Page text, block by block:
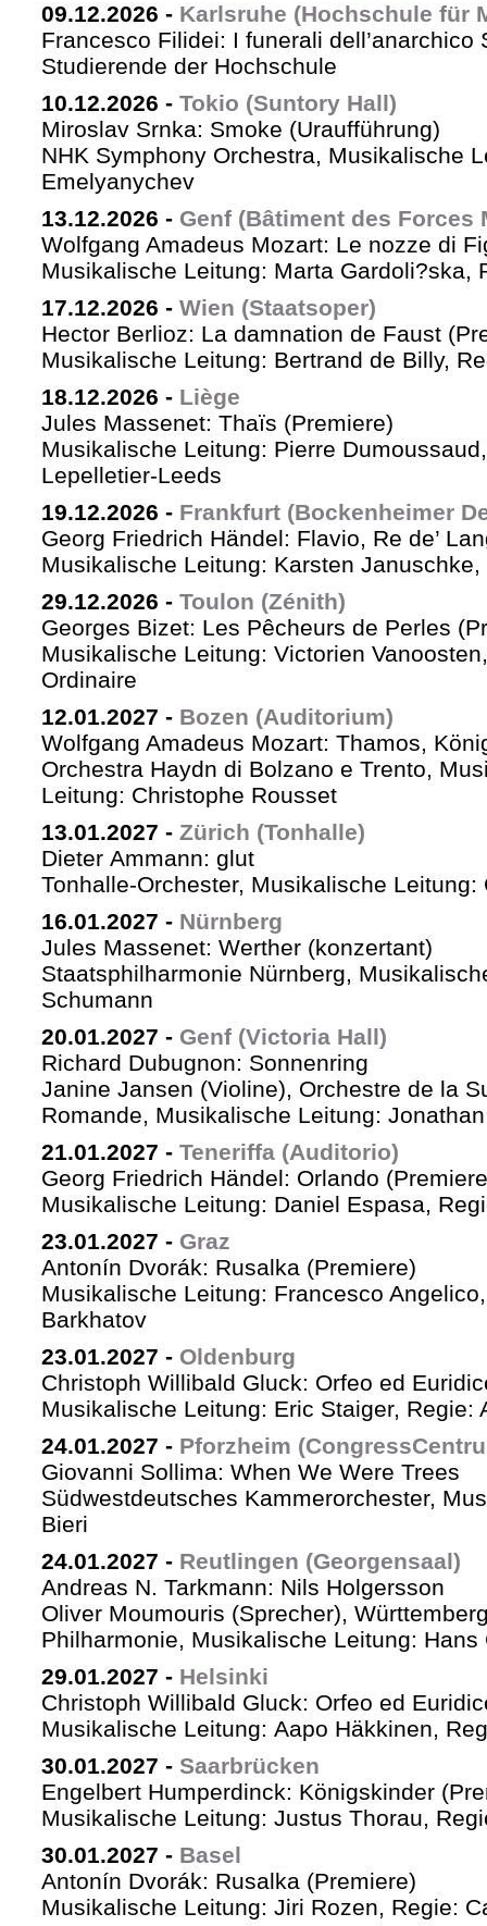
09.12.2026 - Karlsruhe (Hochschule für
Francesco Filidei: I funerali dell’anarchico
Studierende der Hochschule
10.12.2026 - Tokio (Suntory Hall)
Miroslav Srnka: Smoke (Uraufführung)
NHK Symphony Orchestra, Musikalische
Emelyanychev
13.12.2026 - Genf (Bâtiment des Forces
Wolfgang Amadeus Mozart: Le nozze di
Musikalische Leitung: Marta Gardoli?ska,
17.12.2026 - Wien (Staatsoper)
Hector Berlioz: La damnation de Faust
Musikalische Leitung: Bertrand de Billy,
18.12.2026 - Liège
Jules Massenet: Thaïs (Premiere)
Musikalische Leitung: Pierre
Lepelletier-Leeds
19.12.2026 - Frankfurt (Bockenheimer
Georg Friedrich Händel: Flavio, Re de’
Musikalische Leitung: Karsten
29.12.2026 - Toulon (Zénith)
Georges Bizet: Les Pêcheurs de Perles
Musikalische Leitung: Victorien
Ordinaire
12.01.2027 - Bozen (Auditorium)
Wolfgang Amadeus Mozart: Thamos,
Orchestra Haydn di Bolzano e Trento,
Leitung: Christophe Rousset
13.01.2027 - Zürich (Tonhalle)
Dieter Ammann: glut
Tonhalle-Orchester, Musikalische Leitung:
16.01.2027 - Nürnberg
Jules Massenet: Werther (konzertant)
Staatsphilharmonie Nürnberg,
Schumann
20.01.2027 - Genf (Victoria Hall)
Richard Dubugnon: Sonnenring
Janine Jansen (Violine), Orchestre de la
Romande, Musikalische Leitung:
21.01.2027 - Teneriffa (Auditorio)
Georg Friedrich Händel: Orlando
Musikalische Leitung: Daniel Espasa,
23.01.2027 - Graz
Antonín Dvorák: Rusalka (Premiere)
Musikalische Leitung: Francesco
Barkhatov
23.01.2027 - Oldenburg
Christoph Willibald Gluck: Orfeo ed
Musikalische Leitung: Eric Staiger, Regie:
24.01.2027 - Pforzheim
Giovanni Sollima: When We Were Trees
Südwestdeutsches Kammerorchester,
Bieri
24.01.2027 - Reutlingen (Georgensaal)
Andreas N. Tarkmann: Nils Holgersson
Oliver Moumouris (Sprecher),
Philharmonie, Musikalische Leitung: Hans
29.01.2027 - Helsinki
Christoph Willibald Gluck: Orfeo ed
Musikalische Leitung: Aapo Häkkinen,
30.01.2027 - Saarbrücken
Engelbert Humperdinck: Königskinder
Musikalische Leitung: Justus Thorau,
30.01.2027 - Basel
Antonín Dvorák: Rusalka (Premiere)
Musikalische Leitung: Jiri Rozen, Regie: